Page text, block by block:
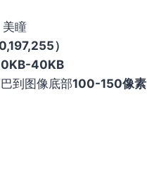
美瞳
）
40KB
到图像底部100-150像素